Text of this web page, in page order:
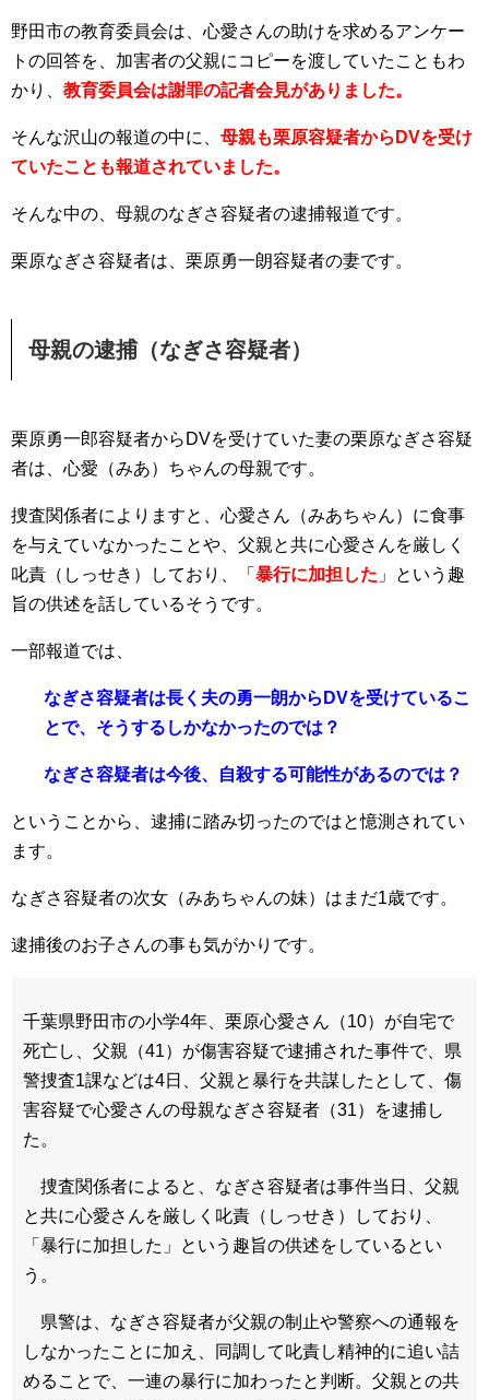
野田市の教育委員会は、心愛さんの助けを求めるアンケー
トの回答を、加害者の父親にコピーを渡していたこともわ
かり、 教育委員会は謝罪の記者会見がありました。
そんな沢山の報道の中に、 母親も栗原容疑者からDVを受け
ていたことも報道されていました。
そんな中の、母親のなぎさ容疑者の逮捕報道です。
栗原なぎさ容疑者は、栗原勇一朗容疑者の妻です。
母親の逮捕（なぎさ容疑者）
栗原勇一郎容疑者からDVを受けていた妻の栗原なぎさ容疑
者は、心愛（みあ）ちゃんの母親です。
捜査関係者によりますと、心愛さん（みあちゃん）に食事
を与えていなかったことや、父親と共に心愛さんを厳しく
叱責（しっせき）しており、「 暴行に加担した 」という趣
旨の供述を話しているそうです。
一部報道では、
なぎさ容疑者は長く夫の勇一朗からDVを受けているこ
とで、そうするしかなかったのでは？
なぎさ容疑者は今後、自殺する可能性があるのでは？
ということから、逮捕に踏み切ったのではと憶測されてい
ます。
なぎさ容疑者の次女（みあちゃんの妹）はまだ1歳です。
逮捕後のお子さんの事も気がかりです。
千葉県野田市の小学4年、栗原心愛さん（10）が自宅で
死亡し、父親（41）が傷害容疑で逮捕された事件で、県
警捜査1課などは4日、父親と暴行を共謀したとして、傷
害容疑で心愛さんの母親なぎさ容疑者（31）を逮捕し
た。
捜査関係者によると、なぎさ容疑者は事件当日、父親
と共に心愛さんを厳しく叱責（しっせき）しており、
「暴行に加担した」という趣旨の供述をしているとい
う。
県警は、なぎさ容疑者が父親の制止や警察への通報を
しなかったことに加え、同調して叱責し精神的に追い詰
めることで、一連の暴行に加わったと判断。父親との共